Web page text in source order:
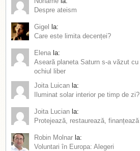
Despre ateism
Gigel
la:
Care este limita decenței?
Elena la:
Aseară planeta Saturn s-a văzut cu
ochiul liber
Joita Luican la:
Iluminat solar interior pe timp de zi?
Joita Lucian la:
Protejează, restaurează, finanțează
Robin Molnar la:
Voluntari în Europa: Alegeri